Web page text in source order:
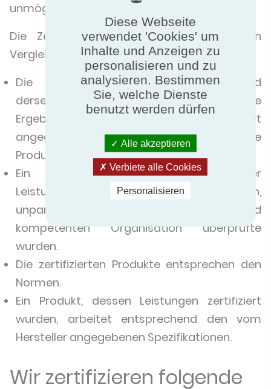
unmöglich.
Die Zertifizierung erlaubt einen objektiven
Vergleich.
Die Produktleistungen werden anhand
derselben Kriterien bewertet und die
Ergebnisse werden in derselben Maßeinheit
angegeben, egal in welchem Land die
Produkte hergestellt oder verkauft werden.
Ein zertifiziertes Produkt verfügt über
Leistungen, die von einer akkreditierten,
unparteiischen, unabhängigen und
kompetenten Organisation überprüfte
wurden.
Die zertifizierten Produkte entsprechen den
Normen.
Ein Produkt, dessen Leistungen zertifiziert
wurden, arbeitet entsprechend den vom
Hersteller angegebenen Spezifikationen.
Wir zertifizieren folgende
Diese Webseite
verwendet 'Cookies' um
Inhalte und Anzeigen zu
personalisieren und zu
analysieren. Bestimmen
Sie, welche Dienste
benutzt werden dürfen
Alle akzeptieren
Verbiete alle Cookies
Personalisieren